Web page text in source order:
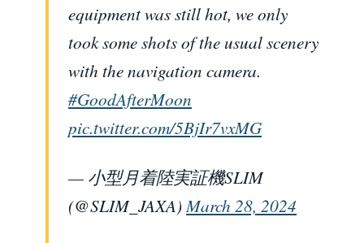
equipment was still hot, we only
took some shots of the usual scenery
with the navigation camera.
#GoodAfterMoon
pic.twitter.com/5BjIr7vxMG
— 小型月着陸実証機SLIM
(@SLIM_JAXA) March 28, 2024